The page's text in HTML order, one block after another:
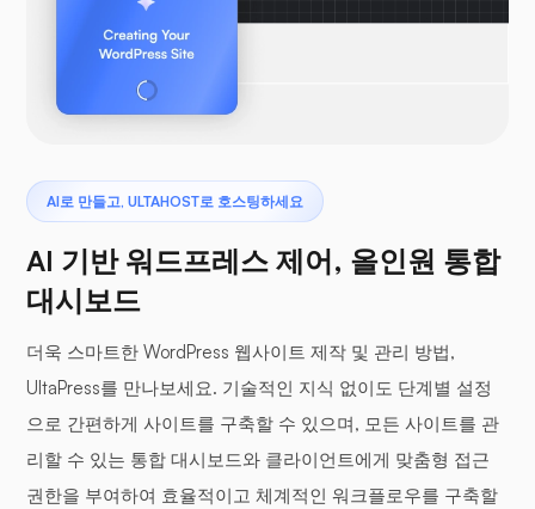
AI로 만들고, ULTAHOST로 호스팅하세요
AI 기반 워드프레스 제어, 올인원 통합
대시보드
더욱 스마트한 WordPress 웹사이트 제작 및 관리 방법,
UltaPress를 만나보세요. 기술적인 지식 없이도 단계별 설정
으로 간편하게 사이트를 구축할 수 있으며, 모든 사이트를 관
리할 수 있는 통합 대시보드와 클라이언트에게 맞춤형 접근
권한을 부여하여 효율적이고 체계적인 워크플로우를 구축할